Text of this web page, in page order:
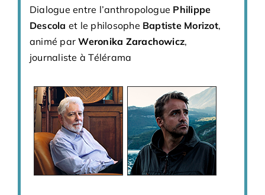
Dialogue entre l’anthropologue Philippe
Descola et le philosophe Baptiste Morizot,
animé parWeronika Zarachowicz,
journaliste à Télérama